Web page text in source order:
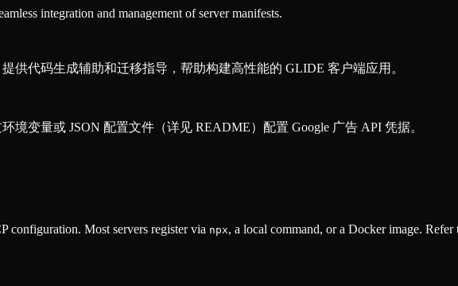
integration and management of server manifests.
供代码生成辅助和迁移指导，帮助构建高性能的 GLIDE 客户端应用。
境变量或 JSON 配置文件（详见 README）配置 Google 广告 API 凭据。
configuration. Most servers register via npx, a local command, or a Docker image. Refer